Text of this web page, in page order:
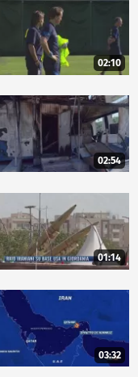
02:10
02:54
01:14
03:32